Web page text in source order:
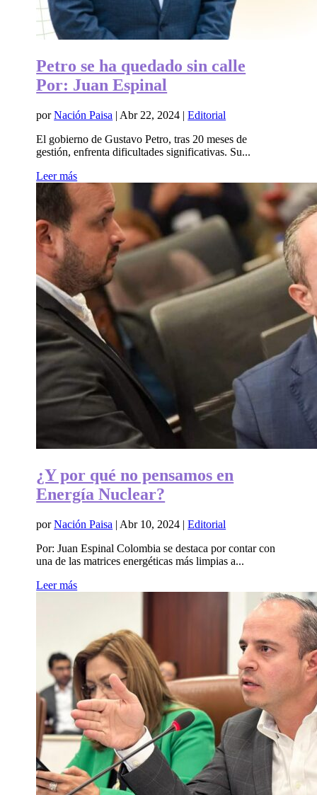
Petro se ha quedado sin calle
Por: Juan Espinal
porNación Paisa | Abr 22, 2024 |Editorial
El gobierno de Gustavo Petro, tras 20 meses de
gestión, enfrenta dificultades significativas. Su...
Leer más
¿Y por qué no pensamos en
Energía Nuclear?
porNación Paisa | Abr 10, 2024 |Editorial
Por: Juan Espinal Colombia se destaca por contar con
una de las matrices energéticas más limpias a...
Leer más